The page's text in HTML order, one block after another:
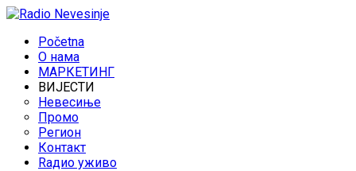
Početna
O нама
МАРКЕТИНГ
ВИЈЕСТИ
Невесиње
Промо
Регион
Контакт
Rадио уживо